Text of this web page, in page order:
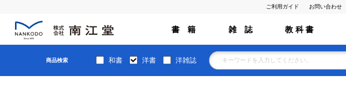
ご利用ガイド お問い合わせ
書 籍 雑 誌 教 科 書
商品検索 和書 洋書 洋雑誌